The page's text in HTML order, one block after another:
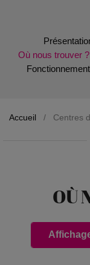
Où nous trouver ?
Accueil / Centres
OÙ